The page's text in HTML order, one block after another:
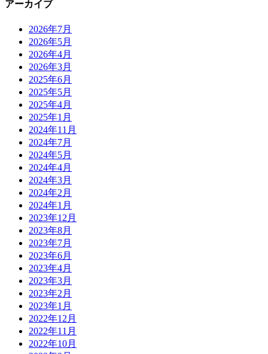
アーカイブ
2026年7月
2026年5月
2026年4月
2026年3月
2025年6月
2025年5月
2025年4月
2025年1月
2024年11月
2024年7月
2024年5月
2024年4月
2024年3月
2024年2月
2024年1月
2023年12月
2023年8月
2023年7月
2023年6月
2023年4月
2023年3月
2023年2月
2023年1月
2022年12月
2022年11月
2022年10月